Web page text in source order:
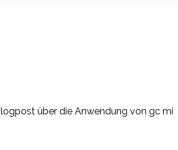
über die Anwendung von gc mi